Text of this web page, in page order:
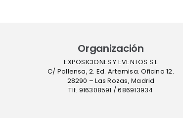
Organización
EXPOSICIONES Y EVENTOS S.L
C/ Pollensa, 2. Ed. Artemisa. Oficina 12.
28290 – Las Rozas, Madrid
Tlf. 916308591 / 686913934